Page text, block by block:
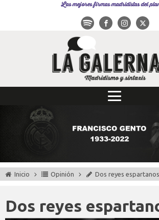
Las mejores firmas madridistas del
Inicio Opinión Dos reyes espartanos
Dos reyes